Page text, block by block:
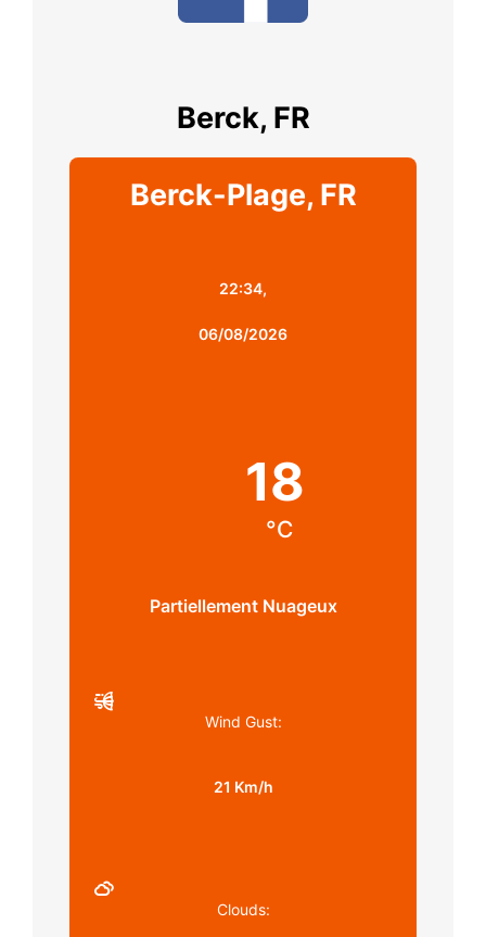
Berck, FR
Berck-Plage, FR
22:34,
06/08/2026
18
°C
Partiellement Nuageux
Wind Gust:
21 Km/h
Clouds: